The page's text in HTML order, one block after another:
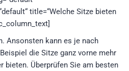
title=“Welche Sitze bieten
Ansonsten kann es je nach
die Sitze ganz vorne mehr
bieten. Überprüfen Sie am besten